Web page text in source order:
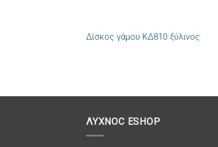
Πρόσθήκη
Δίσκος γάμου ΚΔ810 ξύλινος
ΛΥΧΝΟC ESHOP